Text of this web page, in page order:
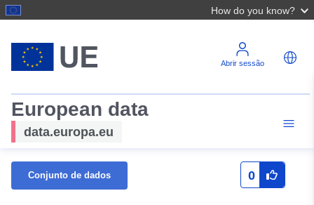
How do you know?
Abrir sessão
European data
data.europa.eu
Conjunto de dados 0